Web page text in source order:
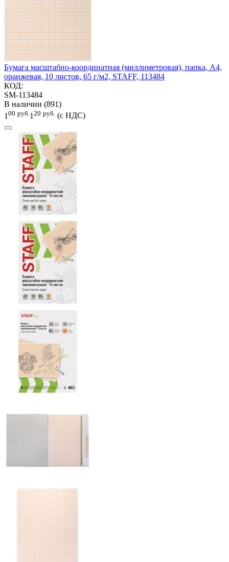
Бумага масштабно-координатная (миллиметровая), папка, А4,
оранжевая, 10 листов, 65 г/м2, STAFF, 113484
КОД:
SM-113484
В наличии (891)
1 00 руб. 1 20 руб. (с НДС)